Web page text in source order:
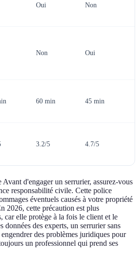
Oui Non
Non Oui
60 min 45 min
3.2/5 4.7/5
d'engager un serrurier, assurez-vous
responsabilité civile. Cette police
éventuels causés à votre propriété
2026, cette précaution est plus
car elle protège à la fois le client et le
données des experts, un serrurier sans
des problèmes juridiques pour
un professionnel qui prend ses